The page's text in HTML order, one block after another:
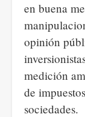
en buena
opinión
medición
de
sociedades.